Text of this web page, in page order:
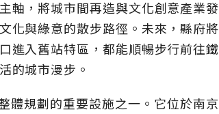
軸，將城市間再造與文化創意產業發
化與綠意的散步路徑。未來，縣府將
進入舊站特區，都能順暢步行前往鐵
的城市漫步。
體規劃的重要設施之一。它位於南京